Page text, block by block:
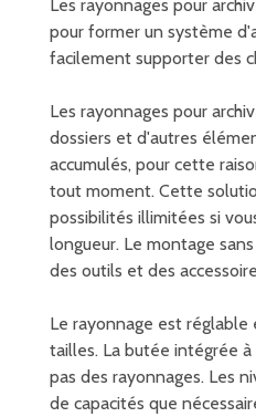
Les rayonnages pour
pour former un système
facilement supporter des
Les rayonnages pour
dossiers et d'autres
accumulés, pour cette
tout moment. Cette
possibilités illimitées si
longueur. Le montage
des outils et des
Le rayonnage est
tailles. La butée intégrée
pas des rayonnages. Les
de capacités que